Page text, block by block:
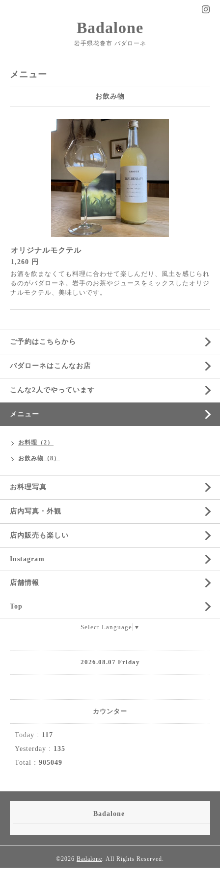
Badalone
岩手県花巻市 バダローネ
メニュー
お飲み物
オリジナルモクテル
1,260 円
お酒を飲まなくても料理に合わせて楽しんだり、風土を感じられ
るのがバダローネ。岩手のお茶やジュースをミックスしたオリジ
ナルモクテル、美味しいです。
ご予約はこちらから
バダローネはこんなお店
こんな2人でやっています
メニュー
お料理（2）
お飲み物（8）
お料理写真
店内写真・外観
店内販売も楽しい
Instagram
店舗情報
Top
Select Language ▼
2026.08.07 Friday
カウンター
Today : 117
Yesterday : 135
Total : 905049
Badalone
©2026 Badalone. All Rights Reserved.